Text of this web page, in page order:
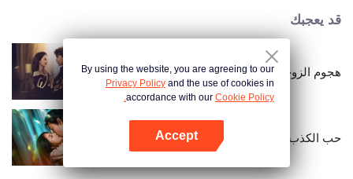
قد يعجبك
هجوم الزوجة المعاكس
حب الكذب
By using the website, you are agreeing to our
Privacy Policy and the use of cookies in
accordance with our Cookie Policy.
Accept